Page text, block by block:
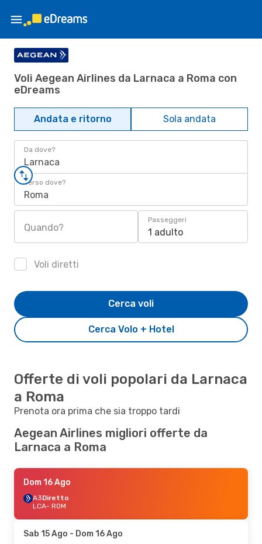
Voli Aegean Airlines da Larnaca a Roma con
eDreams
Andata e ritorno Sola andata
Da dove?
Larnaca
Verso dove?
Roma
Quando?
Passeggeri
1 adulto
Voli diretti
Cerca Volo + Hotel
Cerca voli
Offerte di voli popolari da Larnaca
a Roma
Prenota ora prima che sia troppo tardi
Aegean Airlines migliori offerte da
Larnaca a Roma
Dom 16 Ago
A3Diretto
LCA- ROM
Sab 15 Ago - Dom 16 Ago